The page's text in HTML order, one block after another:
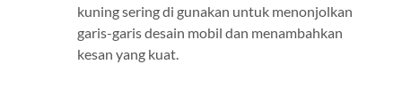
kuning sering di gunakan untuk menonjolkan
garis-garis desain mobil dan menambahkan
kesan yang kuat.